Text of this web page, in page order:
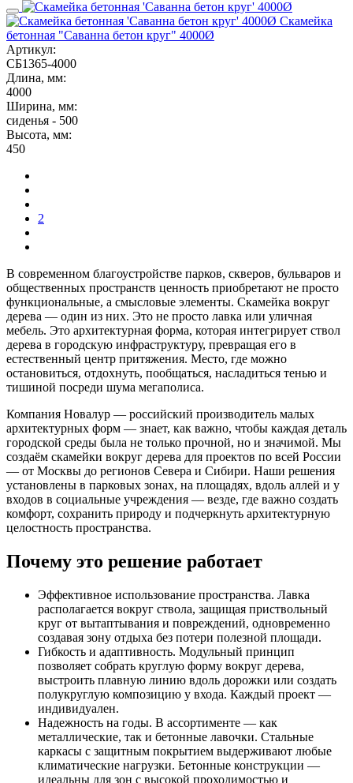
Скамейка
бетонная "Саванна бетон круг" 4000Ø
Артикул:
СБ1365-4000
Длина, мм:
4000
Ширина, мм:
сиденья - 500
Высота, мм:
450
2
В современном благоустройстве парков, скверов, бульваров и
общественных пространств ценность приобретают не просто
функциональные, а смысловые элементы. Скамейка вокруг
дерева — один из них. Это не просто лавка или уличная
мебель. Это архитектурная форма, которая интегрирует ствол
дерева в городскую инфраструктуру, превращая его в
естественный центр притяжения. Место, где можно
остановиться, отдохнуть, пообщаться, насладиться тенью и
тишиной посреди шума мегаполиса.
Компания Новалур — российский производитель малых
архитектурных форм — знает, как важно, чтобы каждая деталь
городской среды была не только прочной, но и значимой. Мы
создаём скамейки вокруг дерева для проектов по всей России
— от Москвы до регионов Севера и Сибири. Наши решения
установлены в парковых зонах, на площадях, вдоль аллей и у
входов в социальные учреждения — везде, где важно создать
комфорт, сохранить природу и подчеркнуть архитектурную
целостность пространства.
Почему это решение работает
Эффективное использование пространства. Лавка
располагается вокруг ствола, защищая приствольный
круг от вытаптывания и повреждений, одновременно
создавая зону отдыха без потери полезной площади.
Гибкость и адаптивность. Модульный принцип
позволяет собрать круглую форму вокруг дерева,
выстроить плавную линию вдоль дорожки или создать
полукруглую композицию у входа. Каждый проект —
индивидуален.
Надежность на годы. В ассортименте — как
металлические, так и бетонные лавочки. Стальные
каркасы с защитным покрытием выдерживают любые
климатические нагрузки. Бетонные конструкции —
идеальны для зон с высокой проходимостью и